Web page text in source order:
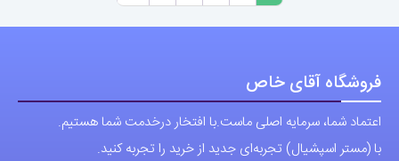
فروشگاه آقای خاص
اعتماد شما، سرمایه اصلی ماست.با افتخار درخدمت شما هستیم.
با (مستر اسپشیال) تجربه‌ای جدید از خرید را تجربه کنید.